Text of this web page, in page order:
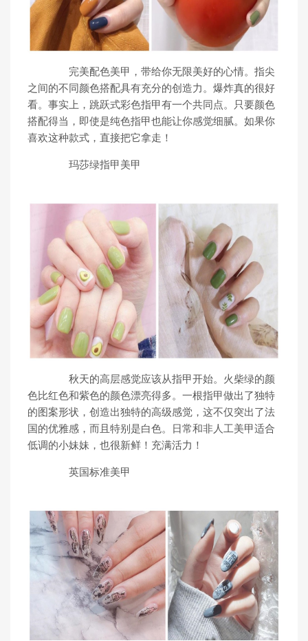
完美配色美甲，带给你无限美好的心情。指尖
之间的不同颜色搭配具有充分的创造力。爆炸真的很好
看。事实上，跳跃式彩色指甲有一个共同点。只要颜色
搭配得当，即使是纯色指甲也能让你感觉细腻。如果你
喜欢这种款式，直接把它拿走！
玛莎绿指甲美甲
秋天的高层感觉应该从指甲开始。火柴绿的颜
色比红色和紫色的颜色漂亮得多。一根指甲做出了独特
的图案形状，创造出独特的高级感觉，这不仅突出了法
国的优雅感，而且特别是白色。日常和非人工美甲适合
低调的小妹妹，也很新鲜！充满活力！
英国标准美甲